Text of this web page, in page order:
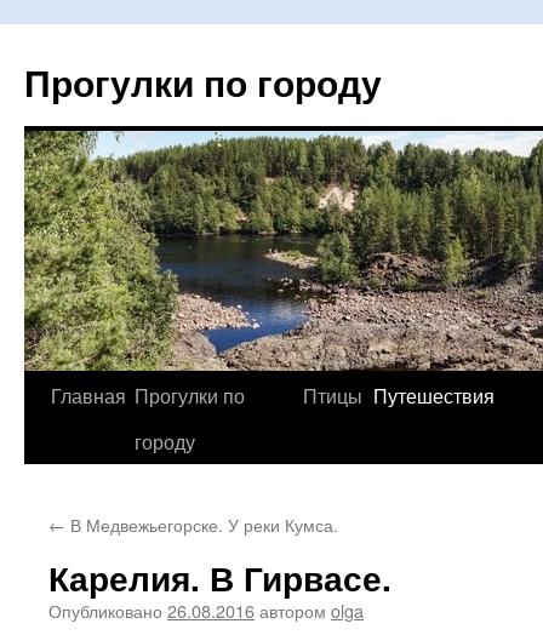
Прогулки по городу
Перейти
Главная Прогулки по
городу
Птицы Путешествия
← В Медвежьегорске. У реки Кумса.
Карелия. В Гирвасе.
Опубликовано 26.08.2016автором olga